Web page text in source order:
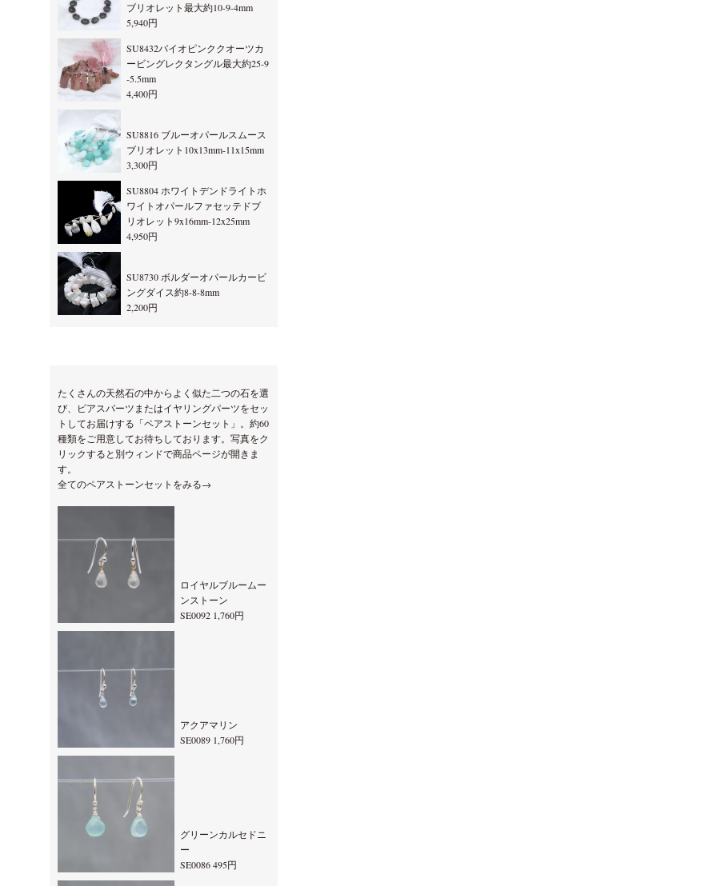
ブリオレット最大約10-9-4mm
5,940円
SU8432バイオピンククオーツカ
ービングレクタングル最大約25-9
-5.5mm
4,400円
SU8816 ブルーオパールスムース
ブリオレット10x13mm-11x15mm
3,300円
SU8804 ホワイトデンドライトホ
ワイトオパールファセッテドブ
リオレット9x16mm-12x25mm
4,950円
SU8730 ボルダーオパールカービ
ングダイス約8-8-8mm
2,200円
たくさんの天然石の中からよく似た二つの石を選
び、ピアスパーツまたはイヤリングパーツをセッ
トしてお届けする「ペアストーンセット」。約60
種類をご用意してお待ちしております。写真をク
リックすると別ウィンドで商品ページが開きま
す。
全てのペアストーンセットをみる→
ロイヤルブルームー
ンストーン
SE0092 1,760円
アクアマリン
SE0089 1,760円
グリーンカルセドニ
ー
SE0086 495円